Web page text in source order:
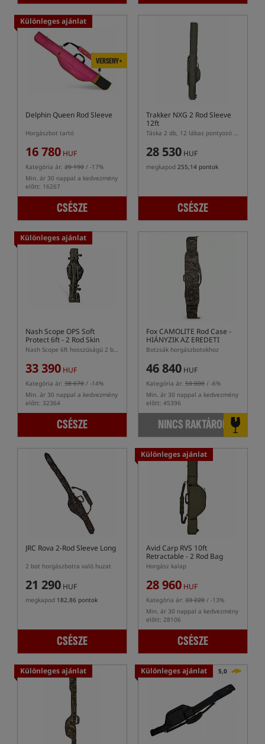
Különleges ajánlat
VERSENY+
Delphin Queen Rod Sleeve
Horgászbot tartó
16 780 HUF
Kategória ár: 20 190 / -17%
Min. ár 30 nappal a kedvezmény
előtt: 16267
CSÉSZE
Trakker NXG 2 Rod Sleeve
12ft
Táska 2 db, 12 lábas pontyozó bot számára
28 530 HUF
megkapod 255,14 pontok
CSÉSZE
Különleges ajánlat
Nash Scope OPS Soft
Protect 6ft - 2 Rod Skin
Nash Scope 6ft hosszúságú 2 botos tok
33 390 HUF
Kategória ár: 38 670 / -14%
Min. ár 30 nappal a kedvezmény
előtt: 32364
CSÉSZE
Fox CAMOLITE Rod Case -
HIÁNYZIK AZ EREDETI
DOBOZ
Botzsák horgászbotokhoz
46 840 HUF
Kategória ár: 50 000 / -6%
Min. ár 30 nappal a kedvezmény
előtt: 45396
NINCS RAKTÁRON
JRC Rova 2-Rod Sleeve Long
2 bot horgászbotra való huzat
21 290 HUF
megkapod 182,86 pontok
CSÉSZE
Különleges ajánlat
Avid Carp RVS 10ft
Retractable - 2 Rod Bag
Horgász kalap
28 960 HUF
Kategória ár: 33 220 / -13%
Min. ár 30 nappal a kedvezmény
előtt: 28106
CSÉSZE
Különleges ajánlat Különleges ajánlat 5,0